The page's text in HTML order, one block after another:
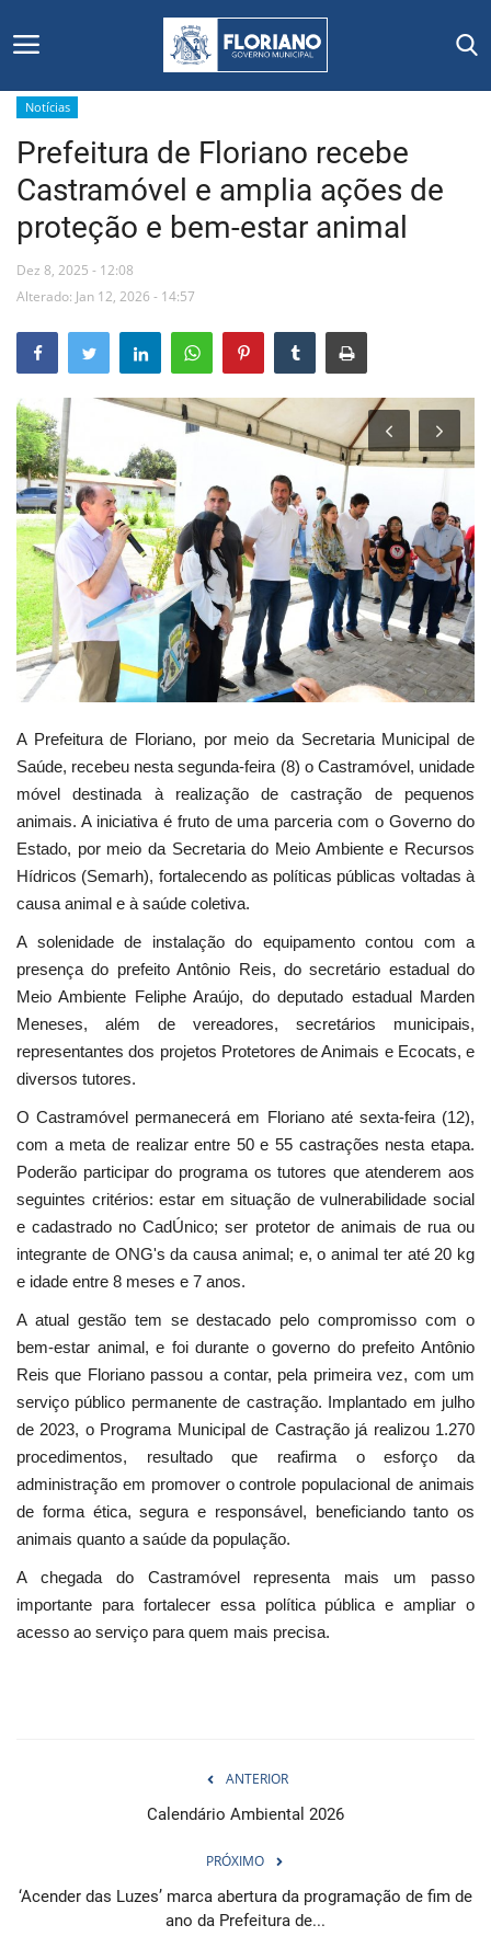
Início
Editais
Floriano
Mural de Licitações
Notícias
Vídeos
Webmail
Contato
Notícias
Prefeitura de Floriano recebe
Castramóvel e amplia ações de
proteção e bem-estar animal
Dez 8, 2025 - 12:08
Alterado: Jan 12, 2026 - 14:57
A Prefeitura de Floriano, por meio da Secretaria Municipal de
Saúde, recebeu nesta segunda-feira (8) o Castramóvel, unidade
móvel destinada à realização de castração de pequenos
animais. A iniciativa é fruto de uma parceria com o Governo do
Estado, por meio da Secretaria do Meio Ambiente e Recursos
Hídricos (Semarh), fortalecendo as políticas públicas voltadas à
causa animal e à saúde coletiva.
A solenidade de instalação do equipamento contou com a
presença do prefeito Antônio Reis, do secretário estadual do
Meio Ambiente Feliphe Araújo, do deputado estadual Marden
Meneses, além de vereadores, secretários municipais,
representantes dos projetos Protetores de Animais e Ecocats, e
diversos tutores.
O Castramóvel permanecerá em Floriano até sexta-feira (12),
com a meta de realizar entre 50 e 55 castrações nesta etapa.
Poderão participar do programa os tutores que atenderem aos
seguintes critérios: estar em situação de vulnerabilidade social
e cadastrado no CadÚnico; ser protetor de animais de rua ou
integrante de ONG's da causa animal; e, o animal ter até 20 kg
e idade entre 8 meses e 7 anos.
A atual gestão tem se destacado pelo compromisso com o
bem-estar animal, e foi durante o governo do prefeito Antônio
Reis que Floriano passou a contar, pela primeira vez, com um
serviço público permanente de castração. Implantado em julho
de 2023, o Programa Municipal de Castração já realizou 1.270
procedimentos, resultado que reafirma o esforço da
administração em promover o controle populacional de animais
de forma ética, segura e responsável, beneficiando tanto os
animais quanto a saúde da população.
A chegada do Castramóvel representa mais um passo
importante para fortalecer essa política pública e ampliar o
acesso ao serviço para quem mais precisa.
ANTERIOR
Calendário Ambiental 2026
PRÓXIMO
‘Acender das Luzes’ marca abertura da programação de fim de
ano da Prefeitura de...